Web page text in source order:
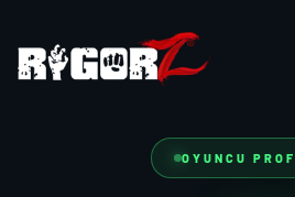
OYUNCU